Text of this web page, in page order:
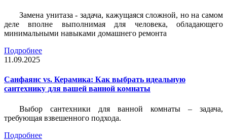
Замена унитаза - задача, кажущаяся сложной, но на самом
деле вполне выполнимая для человека, обладающего
минимальными навыками домашнего ремонта
Подробнее
11.09.2025
Санфаянс vs. Керамика: Как выбрать идеальную
сантехнику для вашей ванной комнаты
Выбор сантехники для ванной комнаты – задача,
требующая взвешенного подхода.
Подробнее